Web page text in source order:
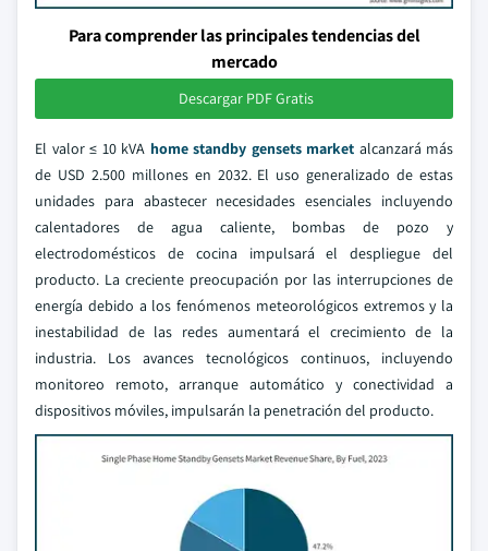
Para comprender las principales tendencias del
mercado
Descargar PDF Gratis
El valor ≤ 10 kVA home standby gensets market alcanzará más
de USD 2.500 millones en 2032. El uso generalizado de estas
unidades para abastecer necesidades esenciales incluyendo
calentadores de agua caliente, bombas de pozo y
electrodomésticos de cocina impulsará el despliegue del
producto. La creciente preocupación por las interrupciones de
energía debido a los fenómenos meteorológicos extremos y la
inestabilidad de las redes aumentará el crecimiento de la
industria. Los avances tecnológicos continuos, incluyendo
monitoreo remoto, arranque automático y conectividad a
dispositivos móviles, impulsarán la penetración del producto.